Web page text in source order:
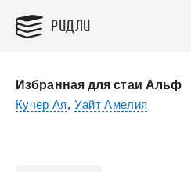
РИДЛИ
Избранная для стаи Альф
Кучер Ая, Уайт Амелия